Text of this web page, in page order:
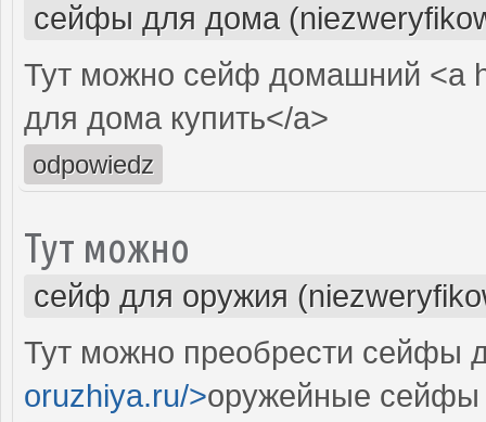
сейфы для дома
Тут можно сейф домашний <a
для дома купить</a>
odpowiedz
Тут можно
сейф для оружия
Тут можно преобрести сейфы
oruzhiya.ru/>оружейные сейфы